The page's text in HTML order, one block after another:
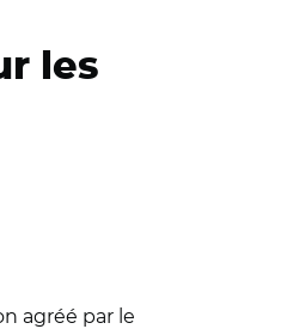
les
agréé par le